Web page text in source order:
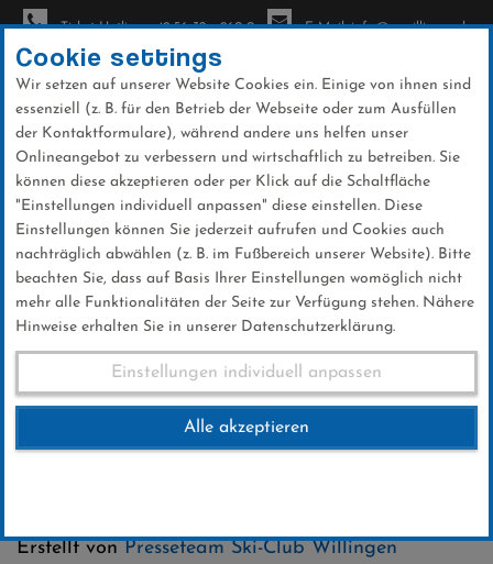
Direkt
zum
Inhalt
Ticket-Hotline: +49 56 32 - 960-0 E-Mail: info@sc-willingen.de
News
Erstes Kick-Off-Camp des
Hessischen Skiverbandes
Erstellt vonPresseteam Ski-Club Willingen
Cookie settings
Wir setzen auf unserer Website Cookies ein. Einige von ihnen sind
essenziell (z. B. für den Betrieb der Webseite oder zum Ausfüllen
der Kontaktformulare), während andere uns helfen unser
Onlineangebot zu verbessern und wirtschaftlich zu betreiben. Sie
können diese akzeptieren oder per Klick auf die Schaltfläche
"Einstellungen individuell anpassen" diese einstellen. Diese
Einstellungen können Sie jederzeit aufrufen und Cookies auch
nachträglich abwählen (z. B. im Fußbereich unserer Website). Bitte
beachten Sie, dass auf Basis Ihrer Einstellungen womöglich nicht
mehr alle Funktionalitäten der Seite zur Verfügung stehen. Nähere
Hinweise erhalten Sie in unserer Datenschutzerklärung.
Einstellungen individuell anpassen
Alle akzeptieren